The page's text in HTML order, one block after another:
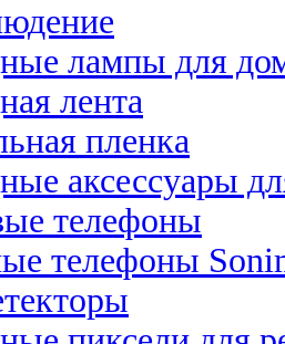
лампы для
лента
пленка
аксессуары
телефоны
телефоны